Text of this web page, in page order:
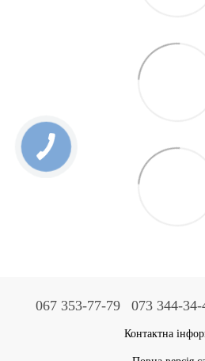
067 353-77-79 073 344-34-
Контактна